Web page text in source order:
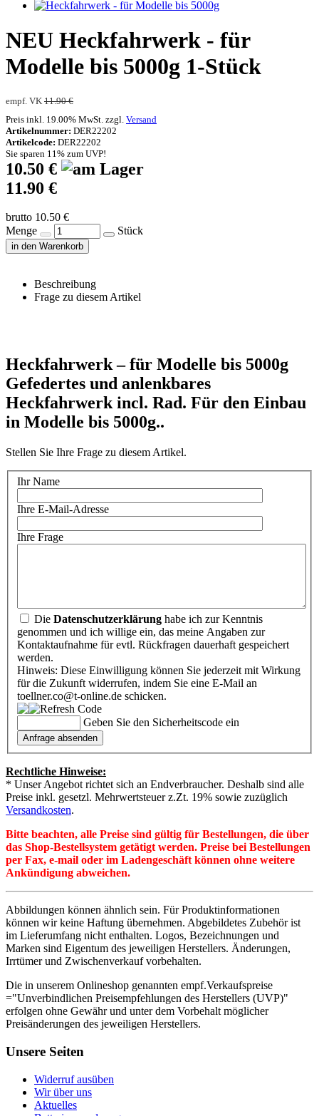
NEU Heckfahrwerk - für
Modelle bis 5000g 1-Stück
empf. VK 11.90 €
Preis inkl. 19.00% MwSt. zzgl. Versand
Artikelnummer: DER22202
Artikelcode: DER22202
Sie sparen 11% zum UVP!
10.50 €
11.90 €
brutto 10.50 €
Menge
Stück
in den Warenkorb
Beschreibung
Frage zu diesem Artikel
Heckfahrwerk – für Modelle bis 5000g
Gefedertes und anlenkbares
Heckfahrwerk incl. Rad. Für den Einbau
in Modelle bis 5000g..
Stellen Sie Ihre Frage zu diesem Artikel.
Ihr Name
Ihre E-Mail-Adresse
Ihre Frage
Die Datenschutzerklärung habe ich zur Kenntnis
genommen und ich willige ein, das meine Angaben zur
Kontaktaufnahme für evtl. Rückfragen dauerhaft gespeichert
werden.
Hinweis: Diese Einwilligung können Sie jederzeit mit Wirkung
für die Zukunft widerrufen, indem Sie eine E-Mail an
toellner.co@t-online.de schicken.
Geben Sie den Sicherheitscode ein
Rechtliche Hinweise:
* Unser Angebot richtet sich an Endverbraucher. Deshalb sind alle
Preise inkl. gesetzl. Mehrwertsteuer z.Zt. 19% sowie zuzüglich
Versandkosten.
Bitte beachten, alle Preise sind gültig für Bestellungen, die über
das Shop-Bestellsystem getätigt werden. Preise bei Bestellungen
per Fax, e-mail oder im Ladengeschäft können ohne weitere
Ankündigung abweichen.
Abbildungen können ähnlich sein. Für Produktinformationen
können wir keine Haftung übernehmen. Abgebildetes Zubehör ist
im Lieferumfang nicht enthalten. Logos, Bezeichnungen und
Marken sind Eigentum des jeweiligen Herstellers. Änderungen,
Irrtümer und Zwischenverkauf vorbehalten.
Die in unserem Onlineshop genannten empf.Verkaufspreise
="Unverbindlichen Preisempfehlungen des Herstellers (UVP)"
erfolgen ohne Gewähr und unter dem Vorbehalt möglicher
Preisänderungen des jeweiligen Herstellers.
Unsere Seiten
Widerruf ausüben
Wir über uns
Aktuelles